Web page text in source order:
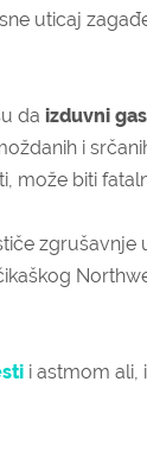
uticaj
da izduvni
i
može biti
i astmom ali,